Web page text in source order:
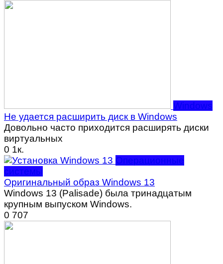
Windows
Не удается расширить диск в Windows
Довольно часто приходится расширять диски
виртуальных
0 1к.
Операционные
системы
Оригинальный образ Windows 13
Windows 13 (Palisade) была тринадцатым
крупным выпуском Windows.
0 707